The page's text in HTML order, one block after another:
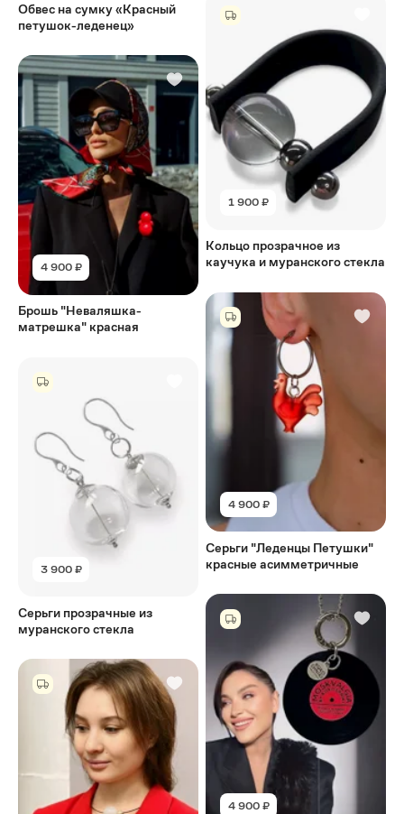
Обвес на сумку «Красный
петушок-леденец»
4 900 ₽
Брошь "Неваляшка-
матрешка" красная
3 900 ₽
Серьги прозрачные из
муранского стекла
1 900 ₽
Кольцо прозрачное из
каучука и муранского стекла
4 900 ₽
Серьги "Леденцы Петушки"
красные асимметричные
4 900 ₽